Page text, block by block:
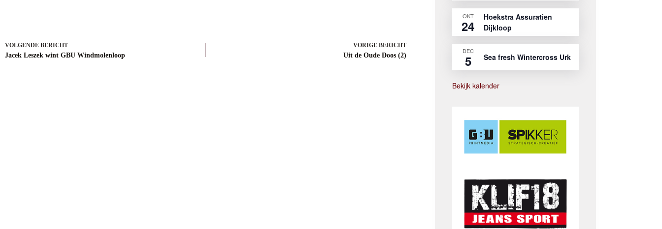
VORIGE BERICHT
Uit de Oude Doos (2)
VOLGENDE BERICHT
Jacek Leszek wint GBU Windmolenloop
OKT
24
Hoekstra Assuratien
Dijkloop
DEC
5 Sea fresh Wintercross Urk
Bekijk kalender